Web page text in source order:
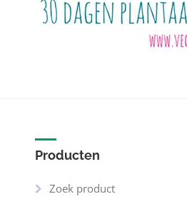
Producten
Zoek product